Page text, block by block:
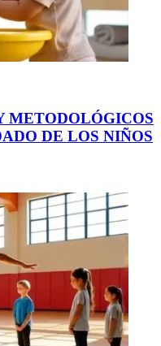
METODOLÓGICOS
DE LOS NIÑOS